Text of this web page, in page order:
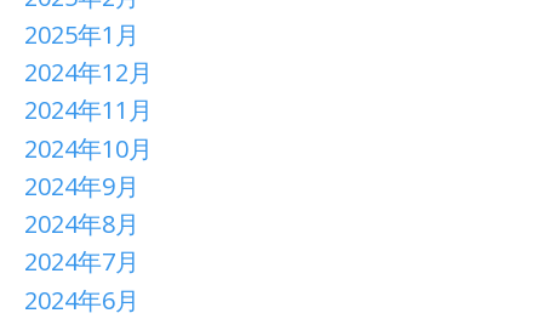
2025年1月
2024年12月
2024年11月
2024年10月
2024年9月
2024年8月
2024年7月
2024年6月